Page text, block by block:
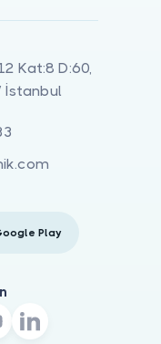
Kat:8 D:60,
İstanbul
Play